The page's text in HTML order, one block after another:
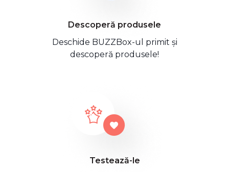
Descoperă produsele
Deschide BUZZBox-ul primit și
descoperă produsele!
Testează-le